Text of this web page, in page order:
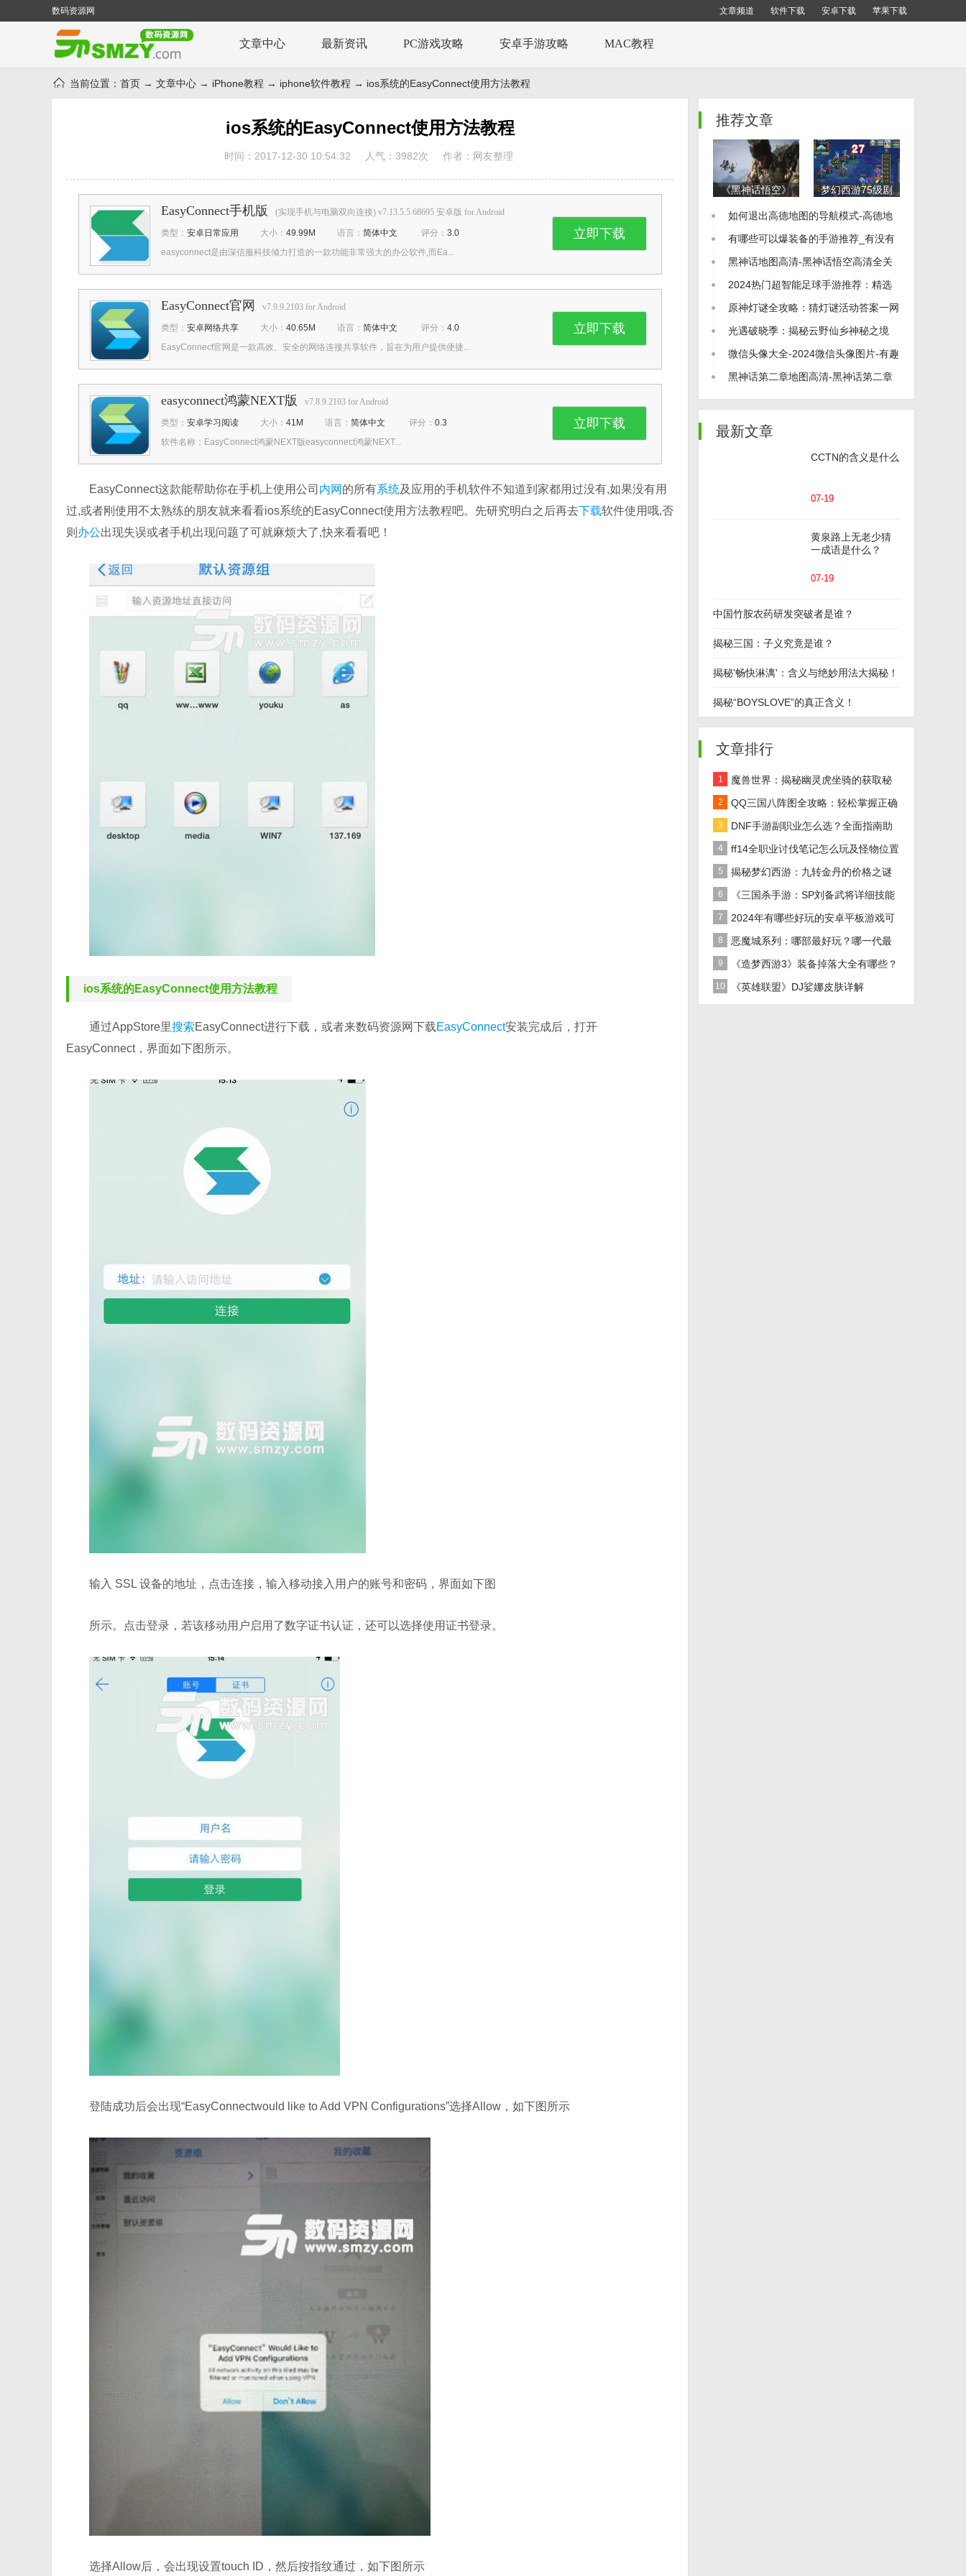
数码资源网 文章频道 软件下载 安卓下载 苹果下载
文章中心 最新资讯 PC游戏攻略 安卓手游攻略 MAC教程
当前位置： 首页 → 文章中心 → iPhone教程 → iphone软件教程 → ios系统的EasyConnect使用方法教程
ios系统的EasyConnect使用方法教程
时间：2017-12-30 10:54:32 人气： 3982次 作者：网友整理
EasyConnect手机版 (实现手机与电脑双向连接) v7.13.5.5.68695 安卓版 for Android
类型： 安卓日常应用 大小： 49.99M 语言： 简体中文 评分： 3.0
easyconnect是由深信服科技倾力打造的一款功能非常强大的办公软件,而Ea...
立即下载
EasyConnect官网 v7.9.9.2103 for Android
类型： 安卓网络共享 大小： 40.65M 语言： 简体中文 评分： 4.0
EasyConnect官网是一款高效、安全的网络连接共享软件，旨在为用户提供便捷...
立即下载
easyconnect鸿蒙NEXT版 v7.8.9.2103 for Android
类型： 安卓学习阅读 大小： 41M 语言： 简体中文 评分： 0.3
软件名称：EasyConnect鸿蒙NEXT版easyconnect鸿蒙NEXT...
立即下载
EasyConnect这款能帮助你在手机上使用公司 内网 的所有系统及应用的手机软件不知道到家都用过没有,如果没有用
过,或者刚使用不太熟练的朋友就来看看ios系统的EasyConnect使用方法教程吧。先研究明白之后再去下载软件使用哦,否
则 办公出现失误或者手机出现问题了可就麻烦大了,快来看看吧！
ios系统的EasyConnect使用方法教程
通过AppStore里搜索EasyConnect进行下载，或者来数码资源网下载EasyConnect安装完成后，打开
EasyConnect，界面如下图所示。
输入 SSL 设备的地址，点击连接，输入移动接入用户的账号和密码，界面如下图
所示。点击登录，若该移动用户启用了数字证书认证，还可以选择使用证书登录。
登陆成功后会出现“EasyConnectwould like to Add VPN Configurations”选择Allow，如下图所示
选择Allow后，会出现设置touch ID，然后按指纹通过，如下图所示
推荐文章
《黑神话悟空》
全地图一览及收
集品位置指南
梦幻西游75级剧
流程详细攻略
如何退出高德地图的导航模式-高德地
图怎么退出导航
有哪些可以爆装备的手游推荐_有没有
可以爆装备的手游
黑神话地图高清-黑神话悟空高清全关
卡地图图片
2024热门超智能足球手游推荐：精选
足球游戏大全
原神灯谜全攻略：猜灯谜活动答案一网
打尽！
光遇破晓季：揭秘云野仙乡神秘之境
微信头像大全-2024微信头像图片-有趣
的微信头像
黑神话第二章地图高清-黑神话第二章
地图介绍
最新文章
CCTN的含义是什么
07-19
黄泉路上无老少猜
一成语是什么？
07-19
中国竹胺农药研发突破者是谁？
揭秘三国：子义究竟是谁？
揭秘'畅快淋漓'：含义与绝妙用法大揭秘！
揭秘“BOYSLOVE”的真正含义！
文章排行
1
魔兽世界：揭秘幽灵虎坐骑的获取秘
籍！
2
QQ三国八阵图全攻略：轻松掌握正确
路线
3
DNF手游副职业怎么选？全面指南助
你做出最佳决策！
4
ff14全职业讨伐笔记怎么玩及怪物位置
汇总在哪里？
5
揭秘梦幻西游：九转金丹的价格之谜
及全面解析
6
《三国杀手游：SP刘备武将详细技能
效果解析》
7
2024年有哪些好玩的安卓平板游戏可
以下载推荐？
8
恶魔城系列：哪部最好玩？哪一代最
经典？
9 《造梦西游3》装备掉落大全有哪些？
10 《英雄联盟》DJ娑娜皮肤详解